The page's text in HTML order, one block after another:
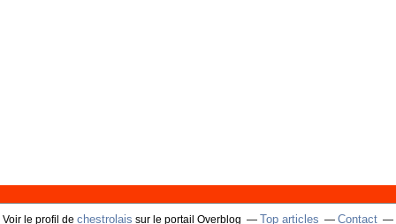
Voir le profil de chestrolais sur le portail Overblog Top articles Contact